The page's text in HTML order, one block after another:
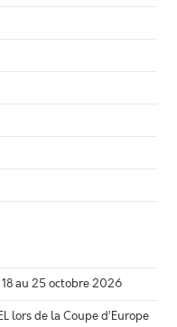
au 25 octobre 2026
lors de la Coupe d’Europe